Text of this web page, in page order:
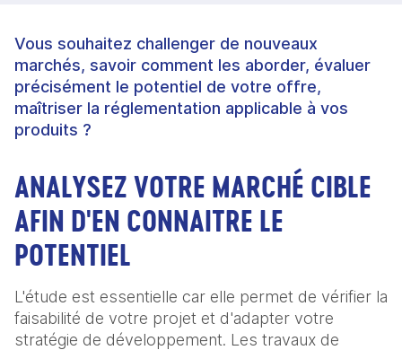
Vous souhaitez challenger de nouveaux
marchés, savoir comment les aborder, évaluer
précisément le potentiel de votre offre,
maîtriser la réglementation applicable à vos
produits ?
ANALYSEZ VOTRE MARCHÉ CIBLE
AFIN D'EN CONNAITRE LE
POTENTIEL
L'étude est essentielle car elle permet de vérifier la
faisabilité de votre projet et d'adapter votre
stratégie de développement. Les travaux de